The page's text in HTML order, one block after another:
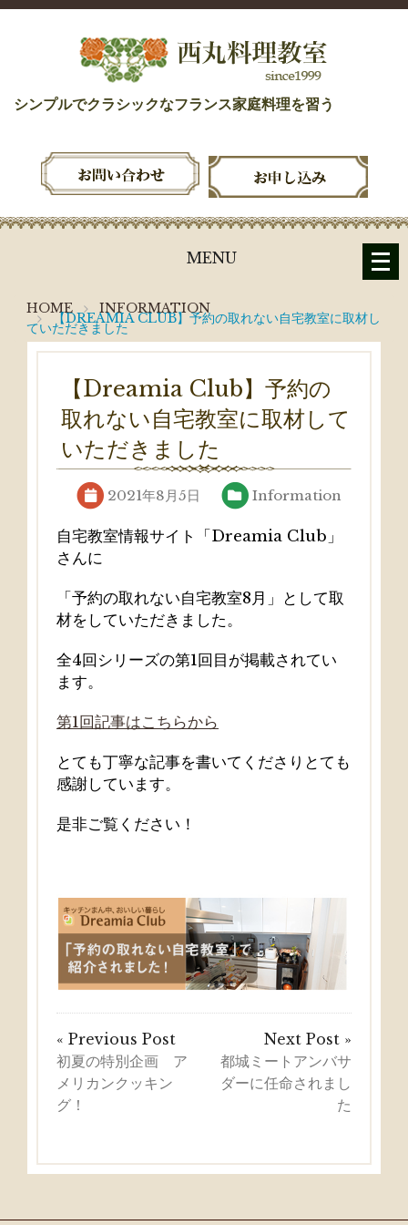
シンプルでクラシックなフランス家庭料理を習う
MENU
メ
ニ
ー
を
HOME INFORMATION
【DREAMIA CLUB】予約の取れない自宅教室に取材し
ていただきました
【Dreamia Club】予約の
取れない自宅教室に取材して
いただきました
2021年8月5日 Information
自宅教室情報サイト「Dreamia Club」
さんに
「予約の取れない自宅教室8月」として取
材をしていただきました。
全4回シリーズの第1回目が掲載されてい
ます。
第1回記事はこちらから
とても丁寧な記事を書いてくださりとても
感謝しています。
是非ご覧ください！
« Previous Post
初夏の特別企画 ア
メリカンクッキン
グ！
Next Post »
都城ミートアンバサ
ダーに任命されまし
た